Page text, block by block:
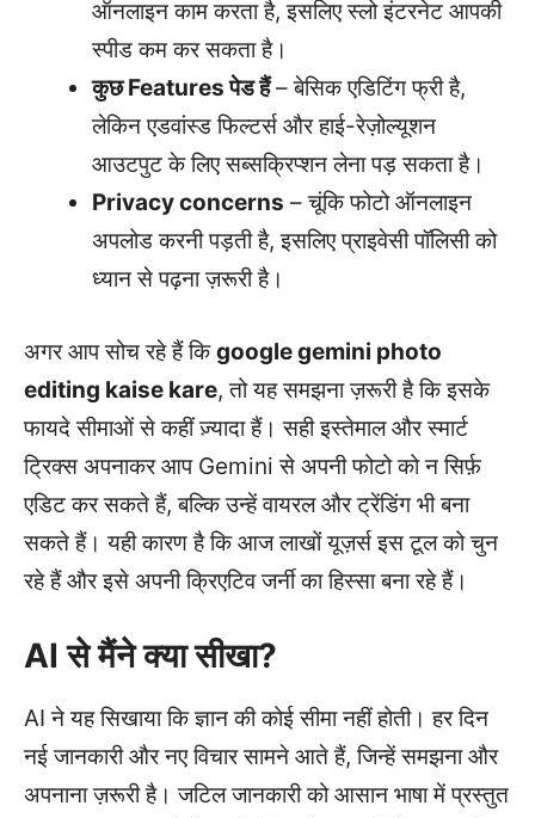
ऑनलाइन काम करता है, इसलिए स्लो इंटरनेट आपकी
स्पीड कम कर सकता है।
कुछ Features पेड हैं– बेसिक एडिटिंग फ्री है,
लेकिन एडवांस्ड फिल्टर्स और हाई-रेज़ोल्यूशन
आउटपुट के लिए सब्सक्रिप्शन लेना पड़ सकता है।
Privacy concerns – चूंकि फोटो ऑनलाइन
अपलोड करनी पड़ती है, इसलिए प्राइवेसी पॉलिसी को
ध्यान से पढ़ना ज़रूरी है।
अगर आप सोच रहे हैं किgoogle gemini photo
editing kaise kare, तो यह समझना ज़रूरी है कि इसके
फायदे सीमाओं से कहीं ज़्यादा हैं। सही इस्तेमाल और स्मार्ट
ट्रिक्स अपनाकर आप Gemini से अपनी फोटो को न सिर्फ़
एडिट कर सकते हैं, बल्कि उन्हें वायरल और ट्रेंडिंग भी बना
सकते हैं। यही कारण है कि आज लाखों यूज़र्स इस टूल को चुन
रहे हैं और इसे अपनी क्रिएटिव जर्नी का हिस्सा बना रहे हैं।
AI से मैंने क्या सीखा?
AI ने यह सिखाया कि ज्ञान की कोई सीमा नहीं होती। हर दिन
नई जानकारी और नए विचार सामने आते हैं, जिन्हें समझना और
अपनाना ज़रूरी है। जटिल जानकारी को आसान भाषा में प्रस्तुत